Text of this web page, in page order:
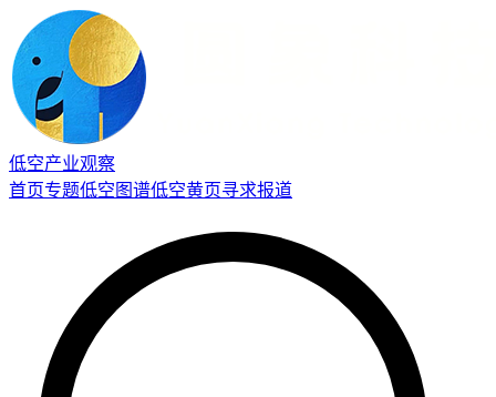
低空产业观察
首页专题低空图谱低空黄页寻求报道